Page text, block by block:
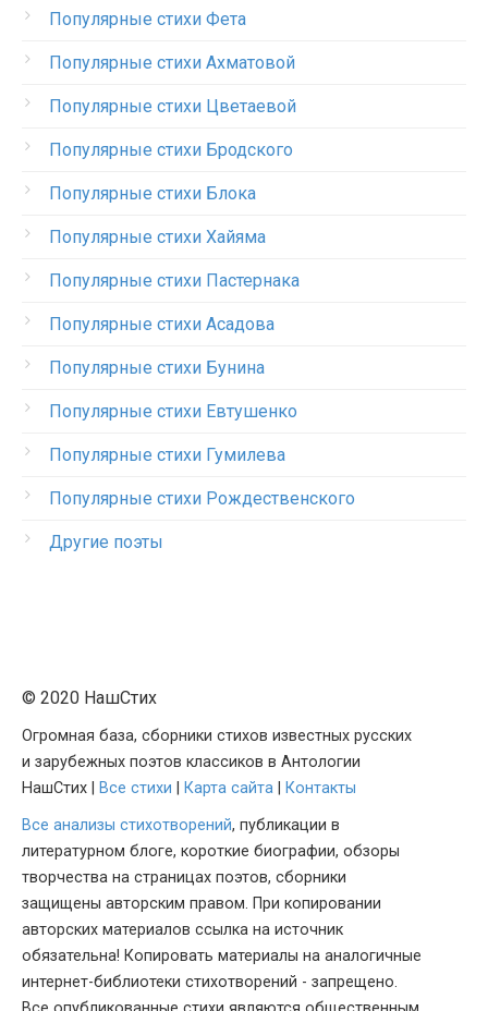
Популярные стихи Фета
Популярные стихи Ахматовой
Популярные стихи Цветаевой
Популярные стихи Бродского
Популярные стихи Блока
Популярные стихи Хайяма
Популярные стихи Пастернака
Популярные стихи Асадова
Популярные стихи Бунина
Популярные стихи Евтушенко
Популярные стихи Гумилева
Популярные стихи Рождественского
Другие поэты
© 2020 НашСтих
Огромная база, сборники стихов известных русских
и зарубежных поэтов классиков в Антологии
НашСтих |
Все стихи Карта сайта
Контакты
Все анализы стихотворений, публикации в
литературном блоге, короткие биографии, обзоры
творчества на страницах поэтов, сборники
защищены авторским правом. При копировании
авторских материалов ссылка на источник
обязательна! Копировать материалы на аналогичные
интернет-библиотеки стихотворений - запрещено.